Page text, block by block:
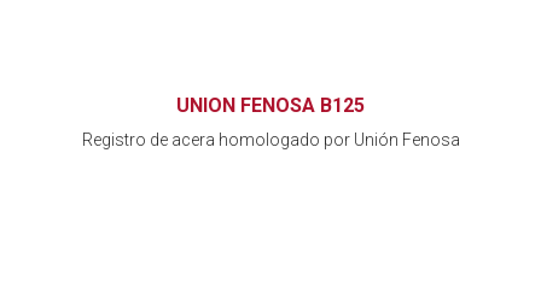
UNION FENOSA B125
Registro de acera homologado por Unión Fenosa